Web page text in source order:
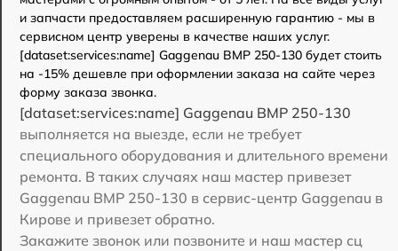
и запчасти предоставляем расширенную гарантию - мы в
сервисном центр уверены в качестве наших услуг.
[dataset:services:name] Gaggenau BMP 250-130 будет стоить
на -15% дешевле при оформлении заказа на сайте через
форму заказа звонка.
[dataset:services:name] Gaggenau BMP 250-130
выполняется на выезде, если не требует
специального оборудования и длительного времени
ремонта. В таких случаях наш мастер привезет
Gaggenau BMP 250-130 в сервис-центр Gaggenau в
Кирове и привезет обратно.
Закажите звонок или позвоните и наш мастер сц